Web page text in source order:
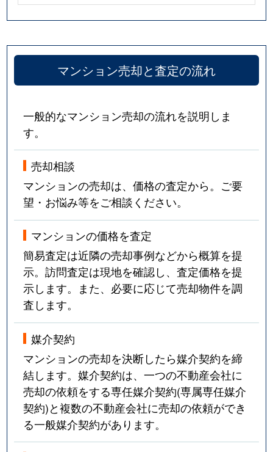
マンション売却と査定の流れ
一般的なマンション売却の流れを説明しま
す。
売却相談
マンションの売却は、価格の査定から。ご要
望・お悩み等をご相談ください。
マンションの価格を査定
簡易査定は近隣の売却事例などから概算を提
示。訪問査定は現地を確認し、査定価格を提
示します。また、必要に応じて売却物件を調
査します。
媒介契約
マンションの売却を決断したら媒介契約を締
結します。媒介契約は、一つの不動産会社に
売却の依頼をする専任媒介契約(専属専任媒介
契約)と複数の不動産会社に売却の依頼ができ
る一般媒介契約があります。